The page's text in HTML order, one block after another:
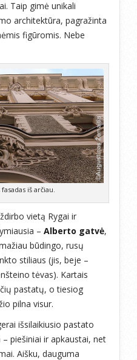
Taip gimė unikali
architektūra, pagražinta
figūromis. Nebe
iš arčiau.
vietą Rygai ir
– Alberto gatvė,
būdingo, rusų
stiliaus (jis, beje –
tėvas). Kartais
pastatų, o tiesiog
pilna visur.
išsilaikiusio pastato
piešiniai ir apkaustai, net
Aišku, dauguma